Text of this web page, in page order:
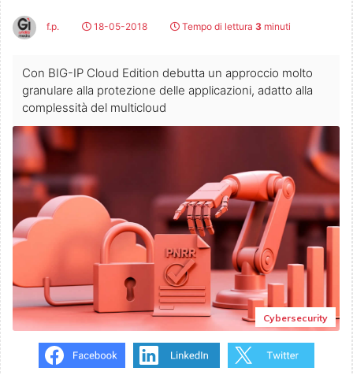
f.p. 18-05-2018 Tempo di lettura 3 minuti
Con BIG-IP Cloud Edition debutta un approccio molto
granulare alla protezione delle applicazioni, adatto alla
complessità del multicloud
Cybersecurity